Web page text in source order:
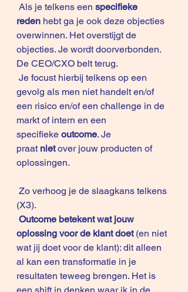
Als je telkens een specifieke
reden hebt ga je ook deze objecties
overwinnen. Het overstijgt de
objecties. Je wordt doorverbonden.
De CEO/CXO belt terug.
gevolg als men niet handelt en/of
een risico en/of een challenge in de
markt of intern en een
specifieke outcome. Je
praat niet over jouw producten of
oplossingen.
(X3).
Outcome betekent wat jouw
oplossing voor de klant doet (en niet
wat jij doet voor de klant): dit alleen
al kan een transformatie in je
resultaten teweeg brengen. Het is